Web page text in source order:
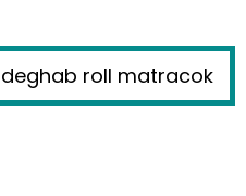
roll matracok